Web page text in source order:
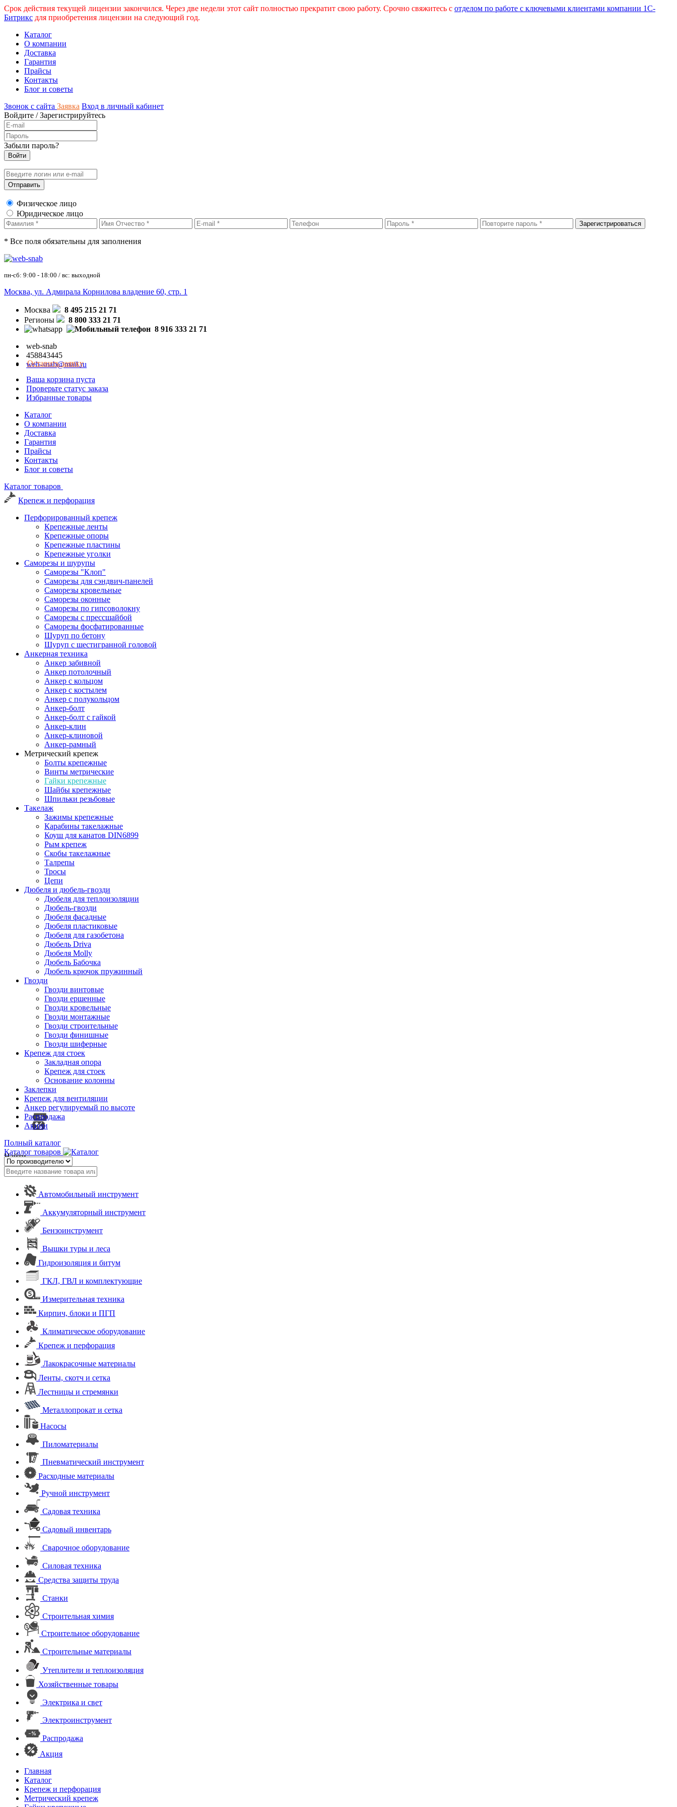
Срок действия текущей лицензии закончился. Через две недели этот сайт полностью прекратит свою работу. Срочно свяжитесь с отделом по работе с ключевыми клиентами компании 1С-
Битрикс для приобретения лицензии на следующий год.
Каталог
О компании
Доставка
Гарантия
Прайсы
Контакты
Блог и советы
Звонок с сайта Заявка Вход в личный кабинет
Войдите /Зарегистрируйтесь
Забыли пароль?
Физическое лицо
Юридическое лицо
* Все поля обязательны для заполнения
пн-сб: 9:00 - 18:00 / вс: выходной
Москва, ул. Адмирала Корнилова владение 60, стр. 1
Москва
8 495 215 21 71
Регионы
8 800 333 21 71
8 916 333 21 71
web-snab
458843445
web-snab@mail.ru
Оставить заявку
Ваша корзина пуста
Проверьте статус заказа
Избранные товары
Каталог
О компании
Доставка
Гарантия
Прайсы
Контакты
Блог и советы
Каталог товаров
Крепеж и перфорация
Перфорированный крепеж
Крепежные ленты
Крепежные опоры
Крепежные пластины
Крепежные уголки
Саморезы и шурупы
Саморезы "Клоп"
Саморезы для сэндвич-панелей
Саморезы кровельные
Саморезы оконные
Саморезы по гипсоволокну
Саморезы с прессшайбой
Саморезы фосфатированные
Шуруп по бетону
Шуруп с шестигранной головой
Анкерная техника
Анкер забивной
Анкер потолочный
Анкер с кольцом
Анкер с костылем
Анкер с полукольцом
Анкер-болт
Анкер-болт с гайкой
Анкер-клин
Анкер-клиновой
Анкер-рамный
Метрический крепеж
Болты крепежные
Винты метрические
Гайки крепежные
Шайбы крепежные
Шпильки резьбовые
Такелаж
Зажимы крепежные
Карабины такелажные
Коуш для канатов DIN6899
Рым крепеж
Скобы такелажные
Талрепы
Тросы
Цепи
Дюбеля и дюбель-гвозди
Дюбеля для теплоизоляции
Дюбель-гвозди
Дюбеля фасадные
Дюбеля пластиковые
Дюбеля для газобетона
Дюбель Driva
Дюбеля Molly
Дюбель Бабочка
Дюбель крючок пружинный
Гвозди
Гвозди винтовые
Гвозди ершенные
Гвозди кровельные
Гвозди монтажные
Гвозди строительные
Гвозди финишные
Гвозди шиферные
Крепеж для стоек
Закладная опора
Крепеж для стоек
Основание колонны
Заклепки
Крепеж для вентиляции
Анкер регулируемый по высоте
Распродажа
Акции
Полный каталог
Каталог товаров
Найти
Автомобильный инструмент
Аккумуляторный инструмент
Бензоинструмент
Вышки туры и леса
Гидроизоляция и битум
ГКЛ, ГВЛ и комплектующие
Измерительная техника
Кирпич, блоки и ПГП
Климатическое оборудование
Крепеж и перфорация
Лакокрасочные материалы
Ленты, скотч и сетка
Лестницы и стремянки
Металлопрокат и сетка
Насосы
Пиломатериалы
Пневматический инструмент
Расходные материалы
Ручной инструмент
Садовая техника
Садовый инвентарь
Сварочное оборудование
Силовая техника
Средства защиты труда
Станки
Строительная химия
Строительное оборудование
Строительные материалы
Утеплители и теплоизоляция
Хозяйственные товары
Электрика и свет
Электроинструмент
Распродажа
Акция
Главная
Каталог
Крепеж и перфорация
Метрический крепеж